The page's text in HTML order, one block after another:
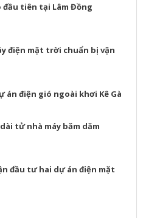
đầu tiên tại Lâm Đồng
điện mặt trời chuẩn bị vận
điện gió ngoài khơi Kê Gà
tử nhà máy băm dăm
đầu tư hai dự án điện mặt